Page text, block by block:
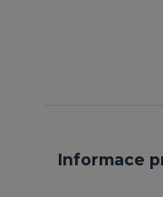
Informace